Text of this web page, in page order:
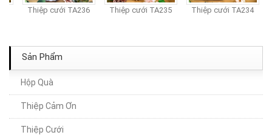
Thiệp cưới TA236 Thiệp cưới TA235 Thiệp cưới TA234
Sản Phẩm
Hộp Quà
Thiệp Cảm Ơn
Thiệp Cưới
Thiệp Cưới TA003